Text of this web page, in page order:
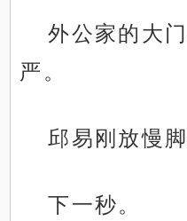
外公家的大
严。
邱易刚放慢脚
下一秒。